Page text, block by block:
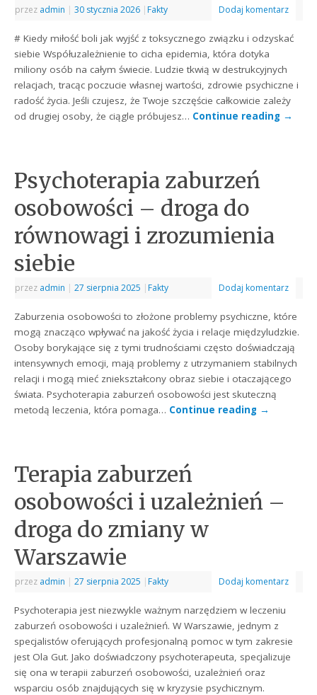
przez admin | 30 stycznia 2026 | Fakty Dodaj komentarz
# Kiedy miłość boli jak wyjść z toksycznego związku i odzyskać
siebie Współuzależnienie to cicha epidemia, która dotyka
miliony osób na całym świecie. Ludzie tkwią w destrukcyjnych
relacjach, tracąc poczucie własnej wartości, zdrowie psychiczne i
radość życia. Jeśli czujesz, że Twoje szczęście całkowicie zależy
od drugiej osoby, że ciągle próbujesz… Continue reading →
Psychoterapia zaburzeń
osobowości – droga do
równowagi i zrozumienia
siebie
przez admin | 27 sierpnia 2025 | Fakty Dodaj komentarz
Zaburzenia osobowości to złożone problemy psychiczne, które
mogą znacząco wpływać na jakość życia i relacje międzyludzkie.
Osoby borykające się z tymi trudnościami często doświadczają
intensywnych emocji, mają problemy z utrzymaniem stabilnych
relacji i mogą mieć zniekształcony obraz siebie i otaczającego
świata. Psychoterapia zaburzeń osobowości jest skuteczną
metodą leczenia, która pomaga… Continue reading →
Terapia zaburzeń
osobowości i uzależnień –
droga do zmiany w
Warszawie
przez admin | 27 sierpnia 2025 | Fakty Dodaj komentarz
Psychoterapia jest niezwykle ważnym narzędziem w leczeniu
zaburzeń osobowości i uzależnień. W Warszawie, jednym z
specjalistów oferujących profesjonalną pomoc w tym zakresie
jest Ola Gut. Jako doświadczony psychoterapeuta, specjalizuje
się ona w terapii zaburzeń osobowości, uzależnień oraz
wsparciu osób znajdujących się w kryzysie psychicznym.